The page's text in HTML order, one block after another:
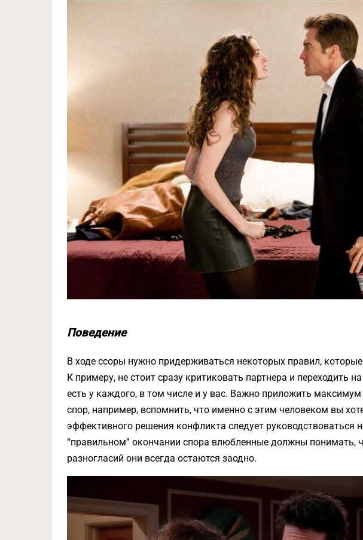
Поведение
В ходе ссоры нужно придерживаться некоторых правил,
К примеру, не стоит сразу критиковать партнера и переходить
есть у каждого, в том числе и у вас. Важно приложить
спор, например, вспомнить, что именно с этим человеком вы
эффективного решения конфликта следует руководствоваться
“правильном” окончании спора влюбленные должны понимать,
разногласий они всегда остаются заодно.